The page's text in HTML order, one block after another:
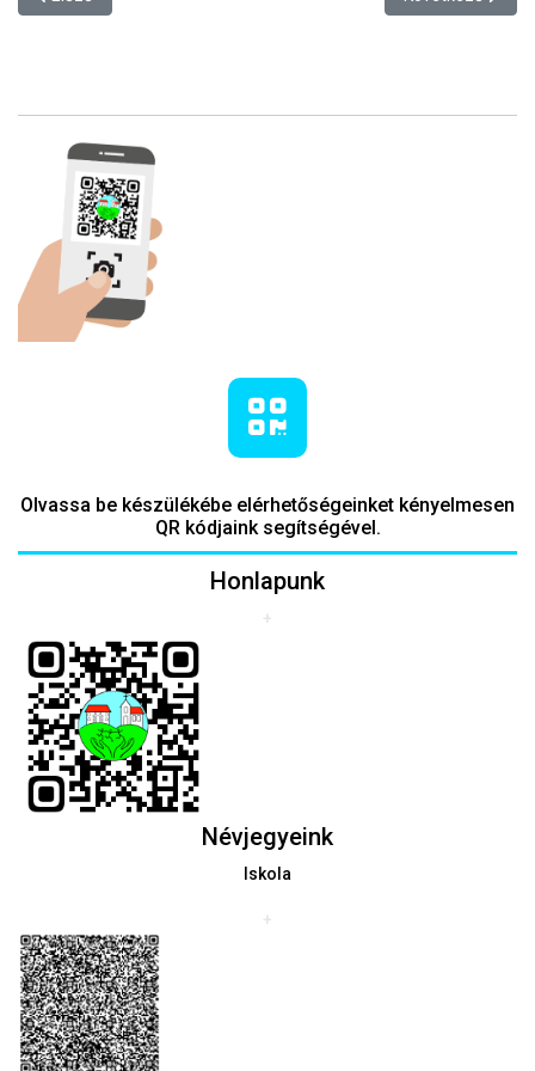
Olvassa be készülékébe elérhetőségeinket kényelmesen
QR kódjaink segítségével.
Honlapunk
+
Névjegyeink
Iskola
+